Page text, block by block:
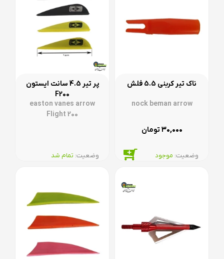
ناک تیر کربنی 5.5 فلش
nock beman arrow
۳۰,۰۰۰ تومان
وضعیت:‌ موجود
پر تیر 4.5 سانت ایستون
F200
easton vanes arrow
Flight 200
وضعیت:‌ تمام شد